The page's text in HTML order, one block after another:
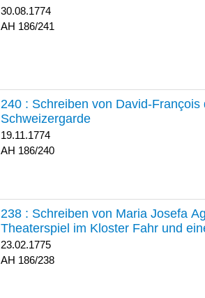
30.08.1774
186/241
240 : Schreiben von David-
Schweizergarde
19.11.1774
186/240
238 : Schreiben von Maria Josefa
Theaterspiel im Kloster Fahr und
23.02.1775
186/238